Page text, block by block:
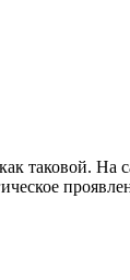
таковой. На